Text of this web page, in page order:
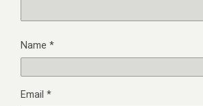
Name *
Email *